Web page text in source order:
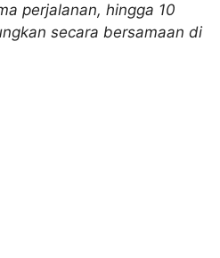
perjalanan, hingga 10
secara bersamaan di